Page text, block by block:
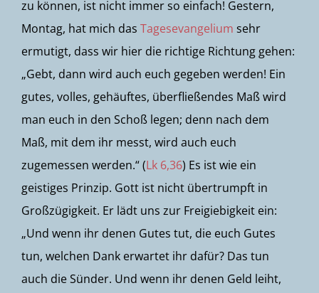
zu können, ist nicht immer so einfach! Gestern,
Montag, hat mich das Tagesevangelium sehr
ermutigt, dass wir hier die richtige Richtung gehen:
„Gebt, dann wird auch euch gegeben werden! Ein
gutes, volles, gehäuftes, überfließendes Maß wird
man euch in den Schoß legen; denn nach dem
Maß, mit dem ihr messt, wird auch euch
zugemessen werden.“ (Lk 6,36) Es ist wie ein
geistiges Prinzip. Gott ist nicht übertrumpft in
Großzügigkeit. Er lädt uns zur Freigiebigkeit ein:
„Und wenn ihr denen Gutes tut, die euch Gutes
tun, welchen Dank erwartet ihr dafür? Das tun
auch die Sünder. Und wenn ihr denen Geld leiht,